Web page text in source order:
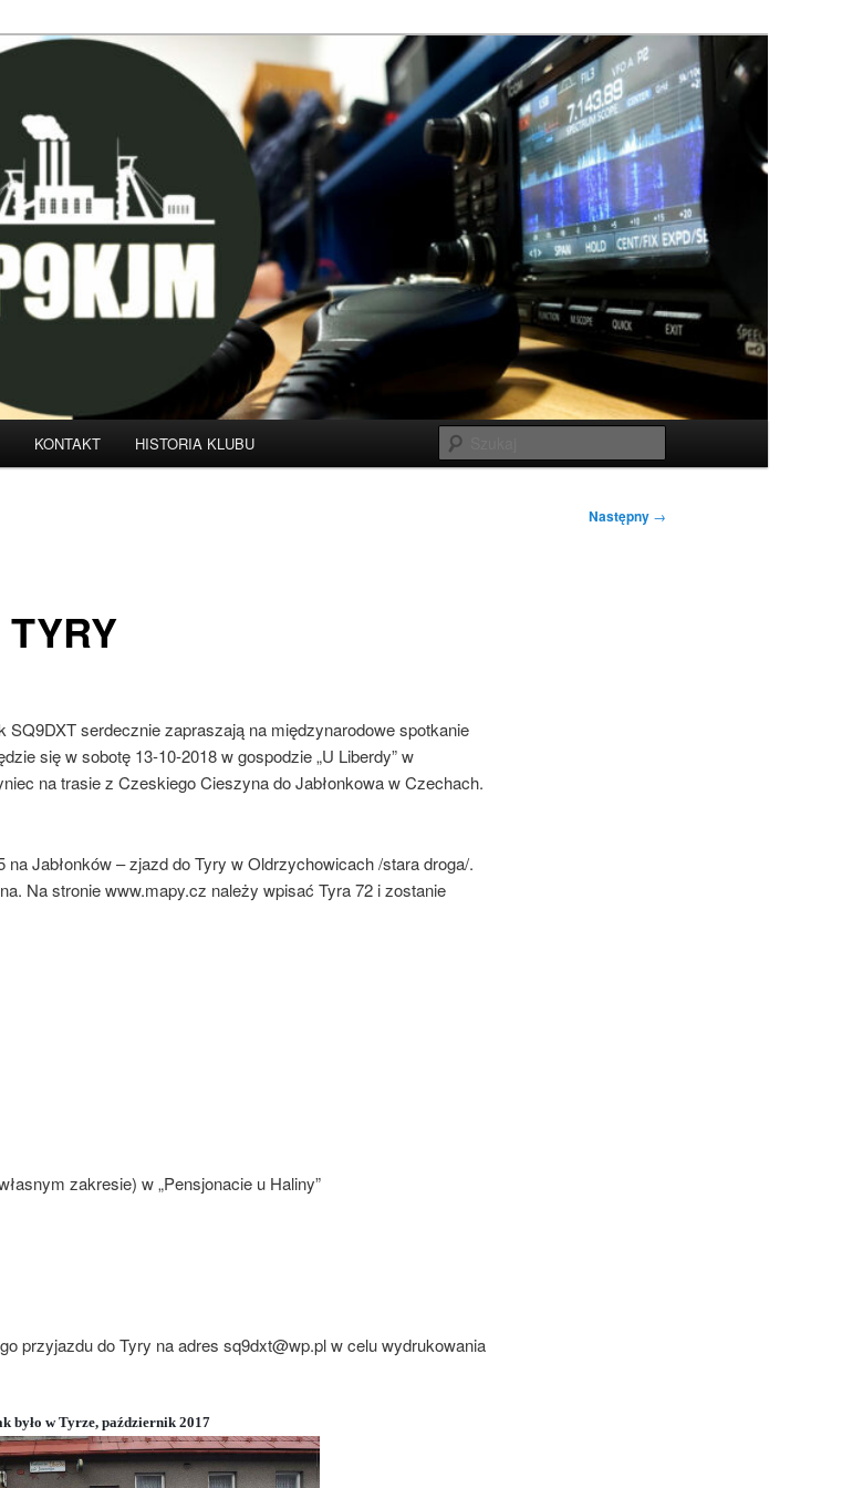
SP9KJM
KONTAKT HISTORIA KLUBU
Następny →
serdecznie zapraszają na międzynarodowe spotkanie
się w sobotę 13-10-2018 w gospodzie „U Liberdy” w
na trasie z Czeskiego Cieszyna do Jabłonkowa w Czechach.
Jabłonków – zjazd do Tyry w Oldrzychowicach /stara droga/.
Na stronie www.mapy.cz należy wpisać Tyra 72 i zostanie
zakresie) w „Pensjonacie u Haliny”
przyjazdu do Tyry na adres sq9dxt@wp.pl w celu wydrukowania
było w Tyrze, październik 2017